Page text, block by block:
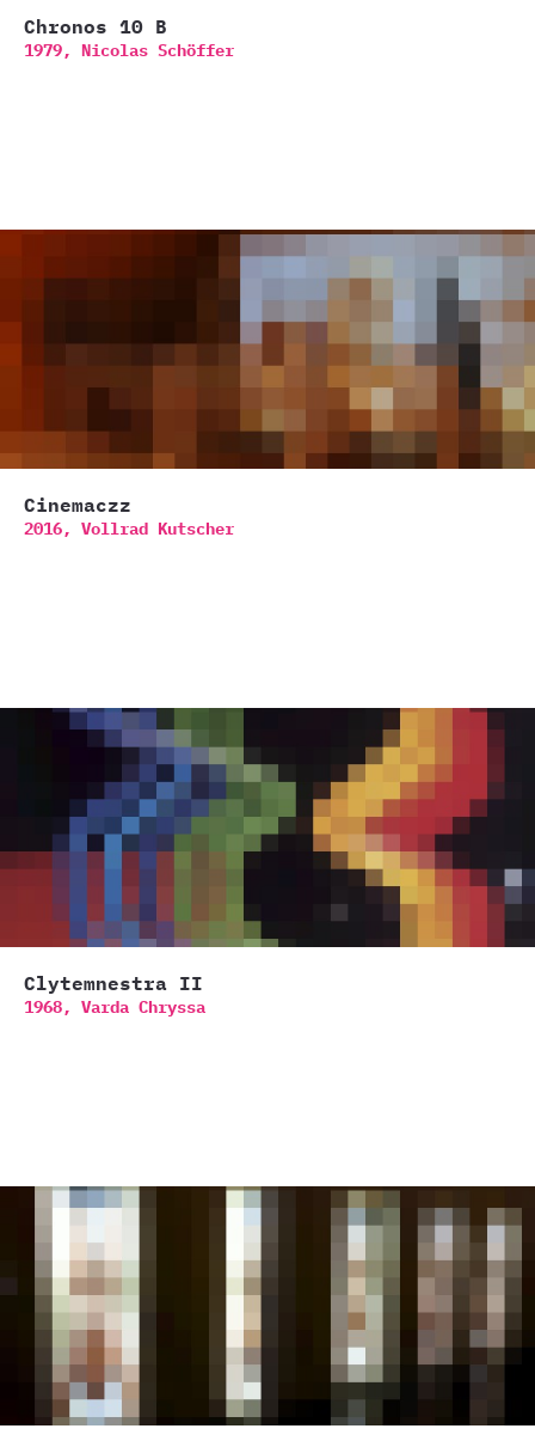
Chronos 10 B
1979, Nicolas Schöffer
Cinemaczz
2016, Vollrad Kutscher
Clytemnestra II
1968, Varda Chryssa